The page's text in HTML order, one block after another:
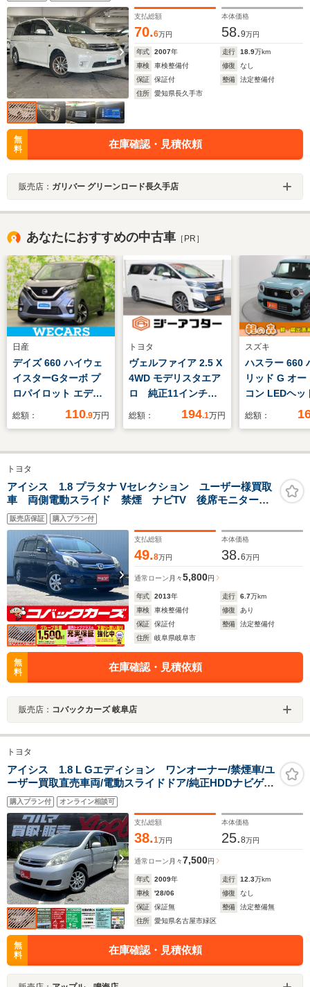
支払総額
70.6万円
本体価格
58.9万円
年式 2007年 走行 18.9万km
車検
車検整備付 修復
なし
保証
保証付 整備
法定整備付
住所
愛知県長久手市
無
料
在庫確認・見積依頼
販売店： ガリバー グリーンロード長久手店
あなたにおすすめの中古車 ［PR］
日産
デイズ 660 ハイウェ
イスターGターボ プ
ロパイロット エディ
ション 新品タイヤ/純
キ/アラウンドビュー
モニター/車線逸脱防
止支援システム/ドラ
イブレコーダー 社外/
ヘッドランプ
LED/Bluetooth接続
総額： 110.9万円
トヨタ
ヴェルファイア 2.5 X
4WD モデリスタエア
ロ 純正11インチナ
ビ フルセグTV
ア ハーフレザーシー
センス USB
ETC チップアップシ
ナー
総額： 194.1万円
スズキ
ハスラー 660
リッド G オー
コン LEDヘッ
ト アイドリン
ール シートヒ
タート
総額：
トヨタ
アイシス 1.8 プラタナ Vセレクション ユーザー様買取
車 両側電動スライド 禁煙 ナビTV 後席モニター
Bluetooth バックカメラ HID 純正15アルミホイー
ル 障害物センサー
販売店保証 購入プラン付
支払総額
49.8万円
本体価格
38.6万円
通常ローン 月々5,800円
年式 2013年 走行 6.7万km
車検
車検整備付 修復
あり
保証
保証付 整備
法定整備付
住所
岐阜県岐阜市
無
料
在庫確認・見積依頼
販売店： コバックカーズ 岐阜店
トヨタ
アイシス 1.8 L Gエディション ワンオーナー/禁煙車/ユ
ーザー買取直売車両/電動スライドドア/純正HDDナビゲー
ション/バックカメラ/フルセグTV/Bluetoothオーディオ/
車検令和10年6月24日まで
購入プラン付 オンライン相談可
支払総額
38.1万円
本体価格
25.8万円
通常ローン 月々7,500円
年式 2009年 走行 12.3万km
車検
'28/06 修復
なし
保証
保証無 整備
法定整備無
住所
愛知県名古屋市緑区
無
料
在庫確認・見積依頼